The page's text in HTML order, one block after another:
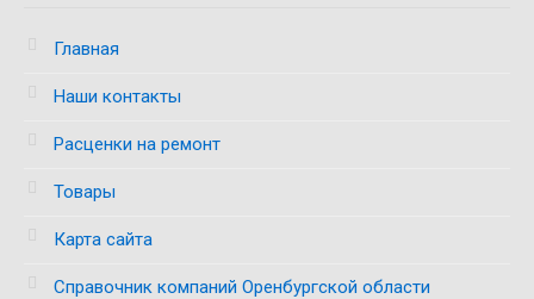
Главная
Наши контакты
Расценки на ремонт
Товары
Карта сайта
Справочник компаний Оренбургской области